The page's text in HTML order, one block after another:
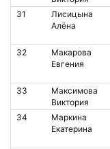
31
Лисицына
Алёна
32
Макарова
Евгения
33
Максимова
Виктория
34
Маркина
Екатерина